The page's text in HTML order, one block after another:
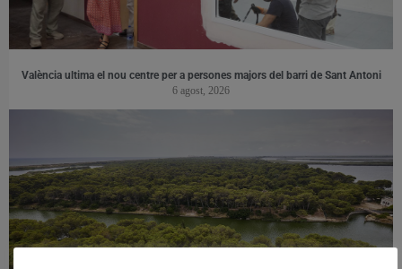
València ultima el nou centre per a persones majors del barri de Sant Antoni
6 agost, 2026